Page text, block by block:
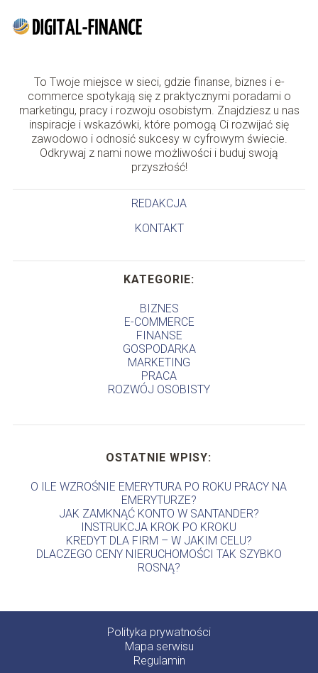
To Twoje miejsce w sieci, gdzie finanse, biznes i e-
commerce spotykają się z praktycznymi poradami o
marketingu, pracy i rozwoju osobistym. Znajdziesz u nas
inspiracje i wskazówki, które pomogą Ci rozwijać się
zawodowo i odnosić sukcesy w cyfrowym świecie.
Odkrywaj z nami nowe możliwości i buduj swoją
przyszłość!
REDAKCJA
KONTAKT
KATEGORIE:
BIZNES
E-COMMERCE
FINANSE
GOSPODARKA
MARKETING
PRACA
ROZWÓJ OSOBISTY
OSTATNIE WPISY:
O ILE WZROŚNIE EMERYTURA PO ROKU PRACY NA
EMERYTURZE?
JAK ZAMKNĄĆ KONTO W SANTANDER?
INSTRUKCJA KROK PO KROKU
KREDYT DLA FIRM – W JAKIM CELU?
DLACZEGO CENY NIERUCHOMOŚCI TAK SZYBKO
ROSNĄ?
Polityka prywatności
Mapa serwisu
Regulamin